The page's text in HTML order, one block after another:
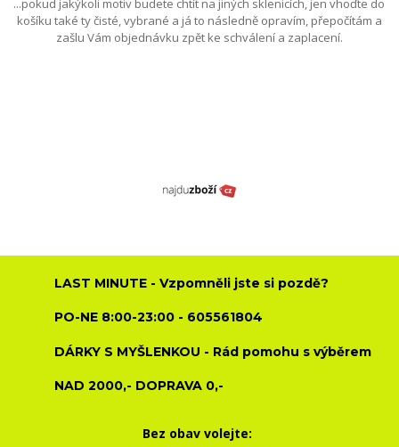
...pokud jakýkoli motiv budete chtít na jiných sklenicích, jen vhoďte do
košíku také ty čisté, vybrané a já to následně opravím, přepočítám a
zašlu Vám objednávku zpět ke schválení a zaplacení.
LAST MINUTE - Vzpomněli jste si pozdě?
PO-NE 8:00-23:00 - 605561804
DÁRKY S MYŠLENKOU - Rád pomohu s výběrem
NAD 2000,- DOPRAVA 0,-
Bez obav volejte: